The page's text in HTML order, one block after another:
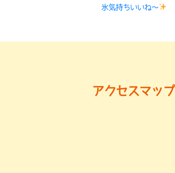
氷気持ちいいね〜
アクセスマップ